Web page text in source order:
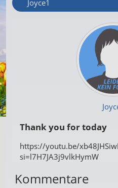
Joyce1
Thank you for today
https://youtu.be/
si=l7H7JA3j9vlkHymW
Kommentare